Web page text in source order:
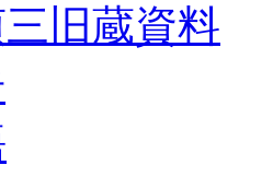
旧蔵資料